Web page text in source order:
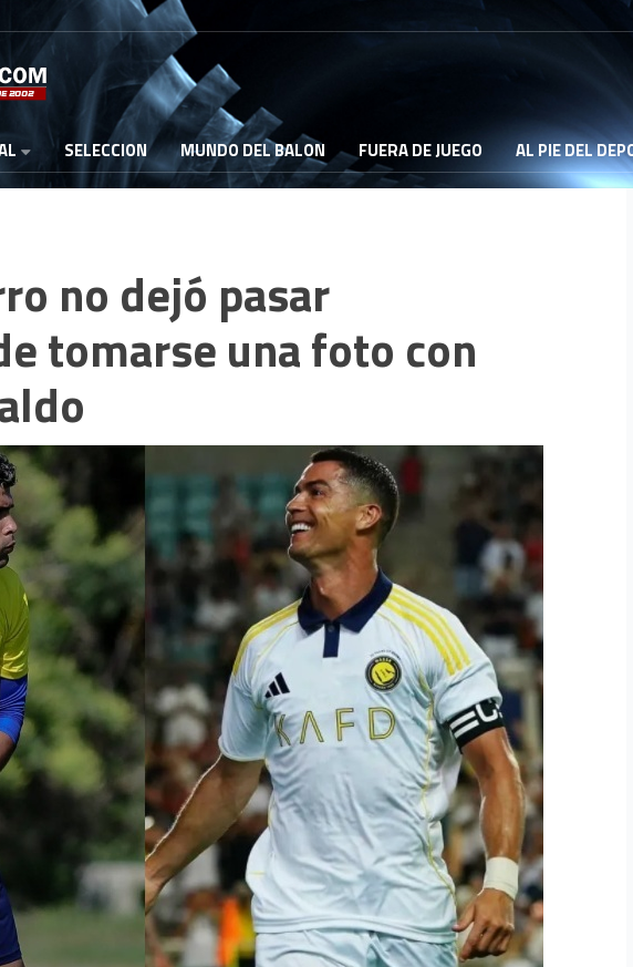
SELECCION MUNDO DEL BALON FUERA DE JUEGO AL PIE DEL
no dejó pasar
tomarse una foto con